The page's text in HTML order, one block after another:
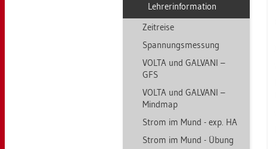
Leh­rer­in­for­ma­ti­on
Zeit­rei­se
Span­nungs­mes­sung
VOLTA und GAL­VA­NI –
GFS
VOLTA und GAL­VA­NI –
Mind­map
Strom im Mund - exp. HA
Strom im Mund - Übung